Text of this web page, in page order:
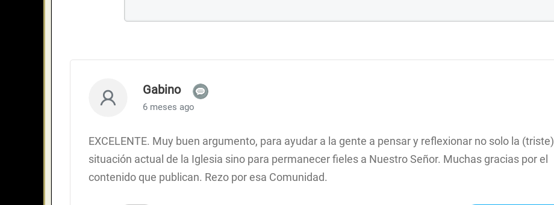
Gabino
6 meses ago
EXCELENTE. Muy buen argumento, para ayudar a la gente a pensar y reflexionar no solo la (triste)
situación actual de la Iglesia sino para permanecer fieles a Nuestro Señor. Muchas gracias por el
contenido que publican. Rezo por esa Comunidad.